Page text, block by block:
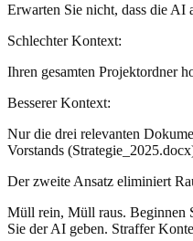
Erwarten Sie nicht, dass die AI
Schlechter Kontext:
Ihren gesamten Projektordner
Besserer Kontext:
Nur die drei relevanten
Vorstands
Der zweite Ansatz eliminiert
Müll rein, Müll raus. Beginnen
Sie der AI geben. Straffer